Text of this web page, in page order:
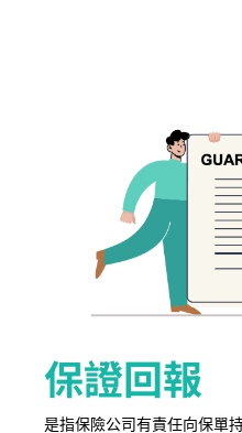
保證回報
是指保險公司有責任向保單